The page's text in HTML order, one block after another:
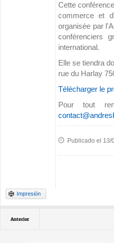
Cette
commerce et
organisée par
conférenciers
international.
Elle se tiendra
rue du Harlay
Télécharger le
Pour tout
Publicado el 13/
Impresión
Anterior